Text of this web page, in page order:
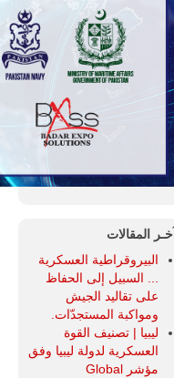
آخـر المقالات
البيروقراطية العسكرية
... السبيل إلى الحفاظ
على تقاليد الجيش
ومواكبة المستجدّات.
ليبيا | تصنيف القوة
العسكرية لدولة ليبيا وفق
مؤشر Global